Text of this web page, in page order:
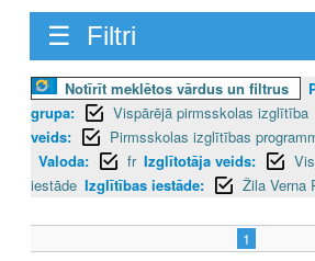
☰ Filtri
Notīrīt meklētos vārdus un filtrus
grupa:
Vispārējā pirmsskolas izglītība
veids:
Pirmsskolas izglītības
Valoda:
fr Izglītotāja veids:
iestāde Izglītības iestāde: Žila Verna
1